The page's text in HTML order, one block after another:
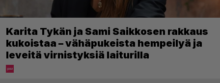
Karita Tykän ja Sami Saikkosen rakkaus
kukoistaa – vähäpukeista hempeilyä ja
leveitä virnistyksiä laiturilla